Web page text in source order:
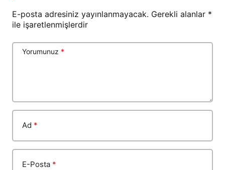
E-posta adresiniz yayınlanmayacak. Gerekli alanlar *
ile işaretlenmişlerdir
Yorumunuz *
Ad *
E-Posta *